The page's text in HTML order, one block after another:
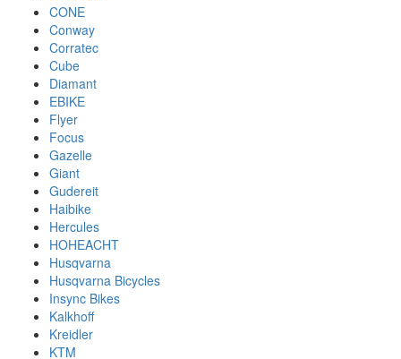
CONE
Conway
Corratec
Cube
Diamant
EBIKE
Flyer
Focus
Gazelle
Giant
Gudereit
Haibike
Hercules
HOHEACHT
Husqvarna
Husqvarna Bicycles
Insync Bikes
Kalkhoff
Kreidler
KTM